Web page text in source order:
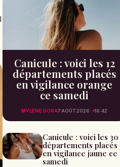
Canicule : voici les 12
départements placés
en vigilance orange
ce samedi
MYLÈNE DORA7 AOÛT 2026 16:42
Canicule : voici les 30
départements placés
en vigilance jaune ce
samedi